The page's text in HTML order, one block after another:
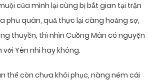
của mình lại cùng bị bắt gian tại trận
phu quân, quả thực lại càng hoảng sợ,
thuyền, thì nhìn Cuồng Mân có nguyện
Yên nhi hay không.
thể còn chưa khôi phục, nàng ném cái